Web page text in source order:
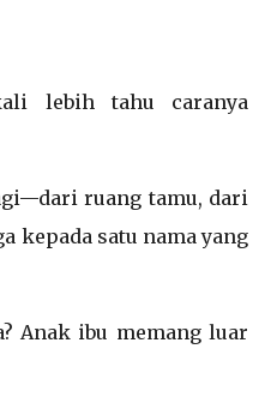
lebih tahu caranya
ruang tamu, dari
kepada satu nama yang
Anak ibu memang luar